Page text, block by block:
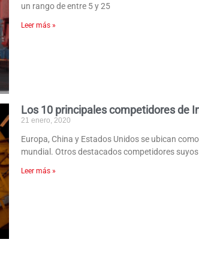
un rango de entre 5 y 25
Leer más »
Los 10 principales competidores de
21 enero, 2020
Europa, China y Estados Unidos se ubican
mundial. Otros destacados competidores
Leer más »